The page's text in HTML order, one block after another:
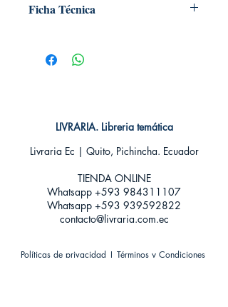
Ficha Técnica
Editorial: SALAMANDRA
Idioma: Castellano
Tamaño: Bolsillo
LIVRARIA. Libreria temática
Livraria Ec | Quito, Pichincha. Ecuador
TIENDA ONLINE​
Whatsapp +593 984311107
Whatsapp +593 939592822
contacto@livraria.com.ec
Políticas de privacidad | Términos y Condiciones